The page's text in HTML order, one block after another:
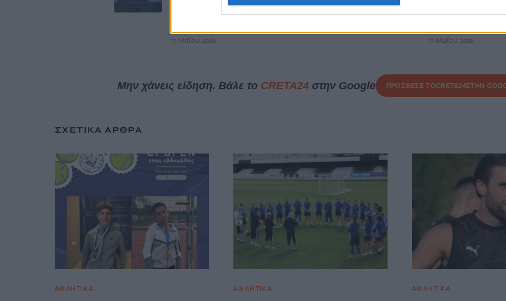
κλειστά τα Στενά του
11 Μαΐου, 2026
έκρηξη σε πρατήριο
11 Μαΐου, 2026
Μην χάνεις είδηση. Βάλε το CRETA24στην Google ΠΡΟΣΘΕΣΕ ΤΟCRETA24ΣΤΗΝ
ΣΧΕΤΙΚΆ ΆΡΘΡΑ
ΑΘΛΗΤΙΚΑ ΑΘΛΗΤΙΚΑ ΑΘΛΗΤΙΚΑ